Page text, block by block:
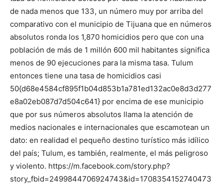
de nada menos que 133, un número muy por arriba del
comparativo con el municipio de Tijuana que en números
absolutos ronda los 1,870 homicidios pero que con una
población de más de 1 millón 600 mil habitantes significa
menos de 90 ejecuciones para la misma tasa. Tulum
entonces tiene una tasa de homicidios casi
50{d68e4584cf895f1b04d853b1a781ed132ac0e8d3d277
e8a02eb087d7d504c641} por encima de ese municipio
que por sus números absolutos llama la atención de
medios nacionales e internacionales que escamotean un
dato: en realidad el pequeño destino turístico más idílico
del país; Tulum, es también, realmente, el más peligroso
y violento. https://m.facebook.com/story.php?
story_fbid=2499844706924743&id=1708354152740473